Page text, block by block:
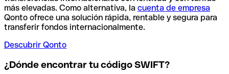
más elevadas. Como alternativa, la cuenta de empresa
Qonto ofrece una solución rápida, rentable y segura para
transferir fondos internacionalmente.
Descubrir Qonto
¿Dónde encontrar tu código SWIFT?